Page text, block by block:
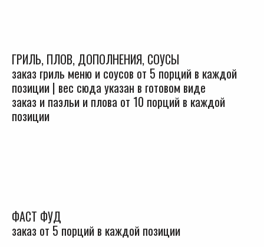
ГРИЛЬ, ПЛОВ, ДОПОЛНЕНИЯ, СОУСЫ
заказ гриль меню и соусов от 5 порций в каждой
позиции | вес сюда указан в готовом виде
заказ и паэльи и плова от 10 порций в каждой
позиции
ФАСТ ФУД
заказ от 5 порций в каждой позиции